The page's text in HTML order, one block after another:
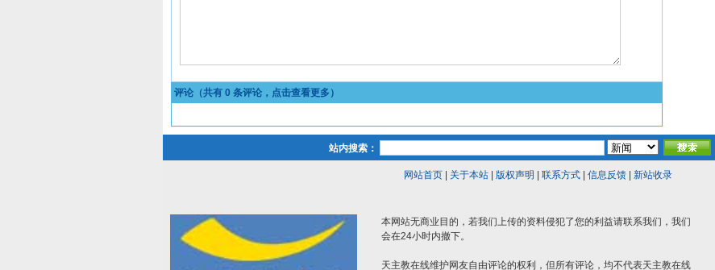
评论（共有 0 条评论，点击查看更多）
站内搜索：
网站首页| 关于本站| 版权声明 联系方式| 信息反馈| 新站收录
本网站无商业目的，若我们上传的资料侵犯了您的利益请联系我们，我们
会在24小时内撤下。
天主教在线维护网友自由评论的权利，但所有评论，均不代表天主教在线